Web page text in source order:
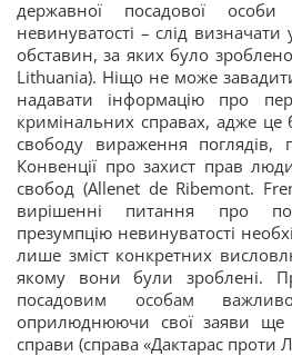
державної посадової особи
невинуватості – слід визначати
обставин, за яких було
Lithuania). Ніщо не може
надавати інформацію про
кримінальних справах, адже це
свободу вираження поглядів,
Конвенції про захист прав
свобод (Allenet de Ribemont.
вирішенні питання про
презумпцію невинуватості
лише зміст конкретних
якому вони були зроблені.
посадовим особам
оприлюднюючи свої заяви ще
справи (справа «Дактарас проти